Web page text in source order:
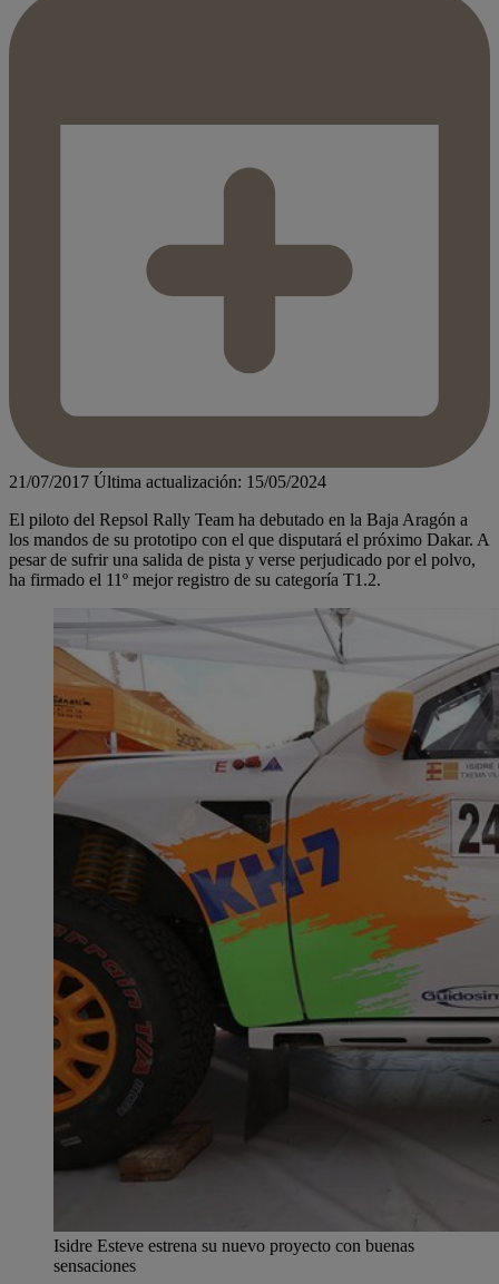
21/07/2017 Última actualización: 15/05/2024
El piloto del Repsol Rally Team ha debutado en la Baja Aragón a
los mandos de su prototipo con el que disputará el próximo Dakar. A
pesar de sufrir una salida de pista y verse perjudicado por el polvo,
ha firmado el 11º mejor registro de su categoría T1.2.
Isidre Esteve estrena su nuevo proyecto con buenas
sensaciones